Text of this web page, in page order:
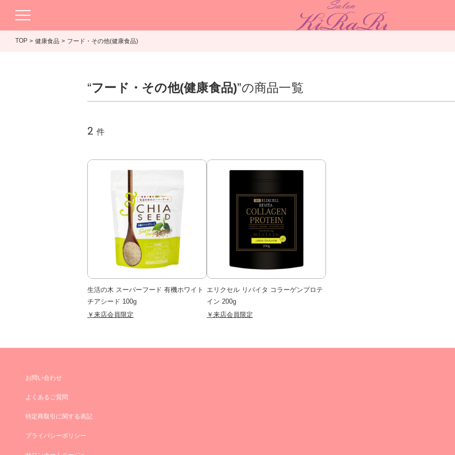
TOP 健康食品 フード・その他(健康食品)
“フード・その他(健康食品)”の商品一覧
2 件
生活の木 スーパーフード 有機ホワイト
チアシード 100g
￥来店会員限定
エリクセル リバイタ コラーゲンプロテ
イン 200g
￥来店会員限定
お問い合わせ
よくあるご質問
特定商取引に関する表記
プライバシーポリシー